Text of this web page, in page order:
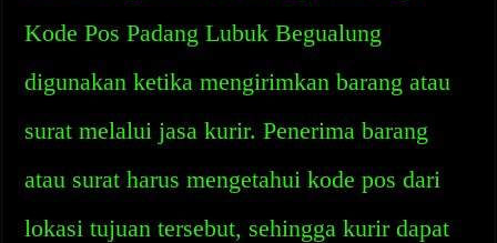
Kode Pos Padang Lubuk Begualung
digunakan ketika mengirimkan barang atau
surat melalui jasa kurir. Penerima barang
atau surat harus mengetahui kode pos dari
lokasi tujuan tersebut, sehingga kurir dapat